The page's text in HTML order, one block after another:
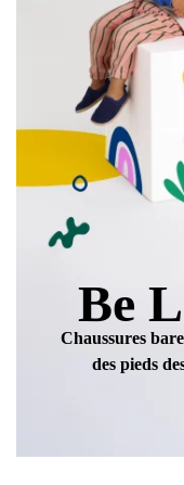
Be
Chaussures
des pieds